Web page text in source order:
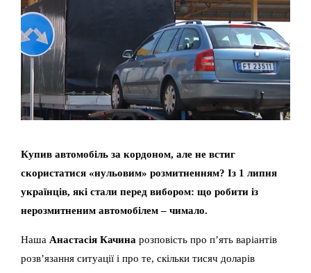
Купив автомобіль за кордоном, але не встиг
скористатися «нульовим» розмитненням? Із 1 липня
українців, які стали перед вибором: що робити із
нерозмитненим автомобілем – чимало.
Наша Анастасія Качина розповість про п’ять варіантів
розв’язання ситуації і про те, скільки тисяч доларів